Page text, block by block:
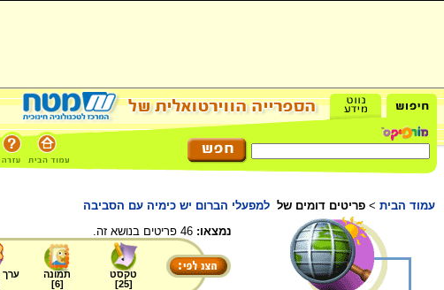
עמוד הבית > פריטים דומים של למפעלי הברום יש כימיה עם הסביבה
נמצאו:
טקסט
[
25
]
תמונה
[
6
]
ערך